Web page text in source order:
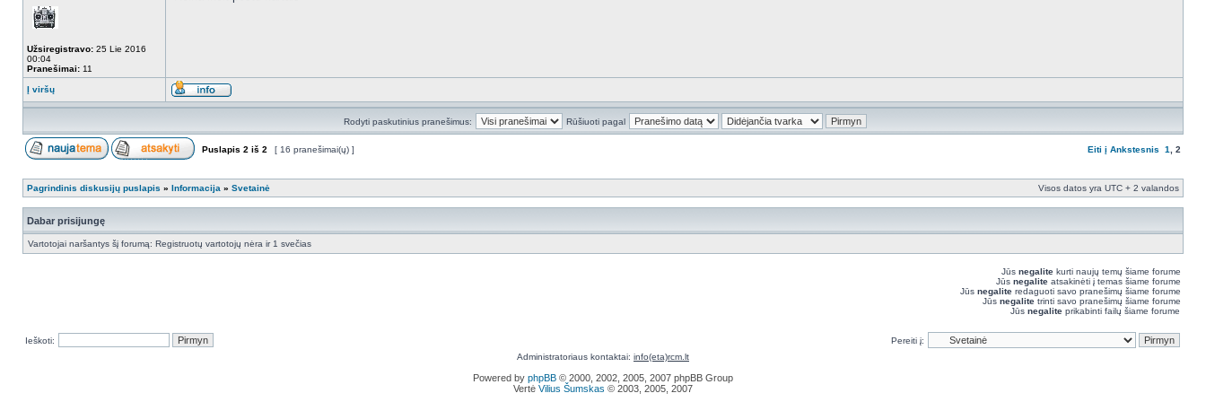
Užsiregistravo: 25 Lie 2016
00:04
Pranešimai: 11
Į viršų
Rodyti paskutinius pranešimus: Rūšiuoti pagal
Puslapis 2 iš 2 [ 16 pranešimai(ų) ] Eiti į Ankstesnis 1 2
Pagrindinis diskusijų puslapis » Informacija » Svetainė Visos datos yra UTC + 2 valandos
Dabar prisijungę
Vartotojai naršantys šį forumą: Registruotų vartotojų nėra ir 1 svečias
Jūs negalite kurti naujų temų šiame forume
Jūs negalite atsakinėti į temas šiame forume
Jūs negalite redaguoti savo pranešimų šiame forume
Jūs negalite trinti savo pranešimų šiame forume
Jūs negalite prikabinti failų šiame forume
Ieškoti:
Pereiti į:
Administratoriaus kontaktai: info(eta)rcm.lt
Powered by phpBB © 2000, 2002, 2005, 2007 phpBB Group
Vertė Vilius Šumskas © 2003, 2005, 2007